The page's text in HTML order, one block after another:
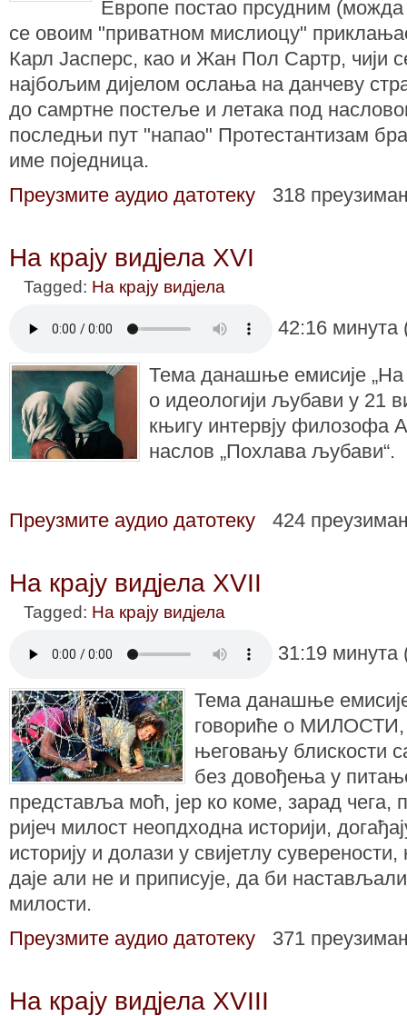
Европе постао прсудним
се овоим "приватном мислиоцу"
Карл Јасперс, као и Жан Пол Сартр, чији
најбољим дијелом ослања на данчеву
до самртне постеље и летака под
последњи пут "напао" Протестантизам
име поједница.
Преузмите аудио датотеку
318
На крају видјела XVI
Tagged: На крају видјела
42:16
Тема данашње емисије „На
о идеологији љубави у 21
књигу интервју филозофа
наслов „Похлава љубави“.
Преузмите аудио датотеку 424
На крају видјела XVII
Tagged: На крају видјела
31:19
Тема данашње
говориће о МИЛОСТИ,
његовању блискости
без довођења у
представља моћ, јер ко коме, зарад чега,
ријеч милост неопдходна историји,
историју и долази у свијетлу
даје али не и приписује, да би
милости.
Преузмите аудио датотеку
371
На крају видјела XVIII